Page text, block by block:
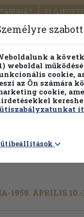
PILLANATNYI
1959. ÁPRILIS 10.-
a
weboldal
cookie,
az Ön számára
cookie,